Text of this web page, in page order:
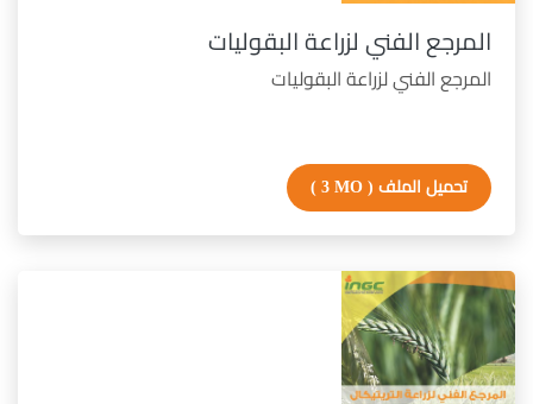
المرجع الفني لزراعة البقوليات
المرجع الفني لزراعة البقوليات
تحميل الملف ( 3 MO )